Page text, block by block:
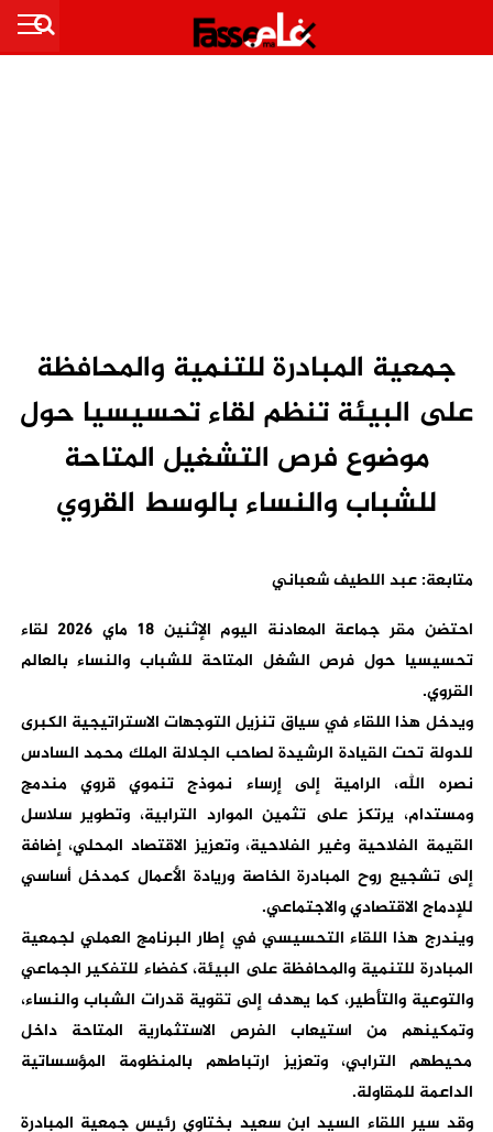
جمعية المبادرة للتنمية والمحافظة
على البيئة تنظم لقاء تحسيسيا حول
موضوع فرص التشغيل المتاحة
للشباب والنساء بالوسط القروي
متابعة: عبد اللطيف شعباني
احتضن مقر جماعة المعادنة اليوم الإثنين 18 ماي 2026 لقاء
تحسيسيا حول فرص الشغل المتاحة للشباب والنساء بالعالم
القروي.
ويدخل هذا اللقاء في سياق تنزيل التوجهات الاستراتيجية الكبرى
للدولة تحت القيادة الرشيدة لصاحب الجلالة الملك محمد السادس
نصره الله، الرامية إلى إرساء نموذج تنموي قروي مندمج
ومستدام، يرتكز على تثمين الموارد الترابية، وتطوير سلاسل
القيمة الفلاحية وغير الفلاحية، وتعزيز الاقتصاد المحلي، إضافة
إلى تشجيع روح المبادرة الخاصة وريادة الأعمال كمدخل أساسي
للإدماج الاقتصادي والاجتماعي.
ويندرج هذا اللقاء التحسيسي في إطار البرنامج العملي لجمعية
المبادرة للتنمية والمحافظة على البيئة، كفضاء للتفكير الجماعي
والتوعية والتأطير، كما يهدف إلى تقوية قدرات الشباب والنساء،
وتمكينهم من استيعاب الفرص الاستثمارية المتاحة داخل
محيطهم الترابي، وتعزيز ارتباطهم بالمنظومة المؤسساتية
الداعمة للمقاولة.
وقد سير اللقاء السيد ابن سعيد بختاوي رئيس جمعية المبادرة